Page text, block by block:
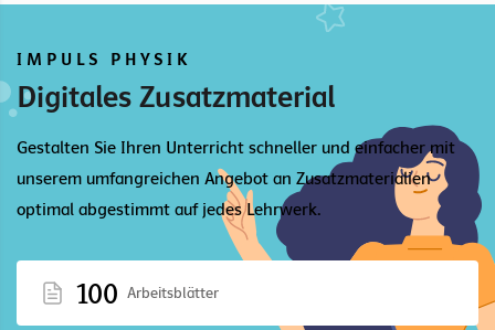
IMPULS PHYSIK
Digitales Zusatzmaterial
Gestalten Sie Ihren Unterricht schneller und einfacher mit
unserem umfangreichen Angebot an Zusatzmaterialien
optimal abgestimmt auf jedes Lehrwerk.
100 Arbeitsblätter